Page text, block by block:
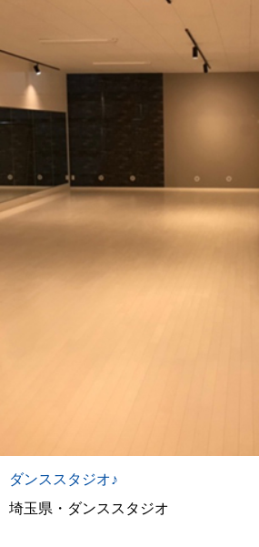
ダンススタジオ♪
埼玉県・ダンススタジオ